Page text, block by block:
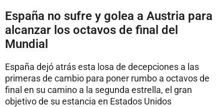
España no sufre y golea a Austria para
alcanzar los octavos de final del
Mundial
España dejó atrás esta losa de decepciones a las
primeras de cambio para poner rumbo a octavos de
final en su camino a la segunda estrella, el gran
objetivo de su estancia en Estados Unidos